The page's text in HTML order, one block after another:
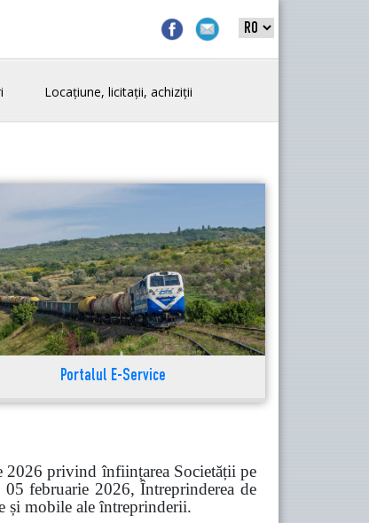
Locațiune, licitații, achiziții
Portalul E-Service
2026 privind înființarea Societății pe
februarie 2026, Întreprinderea de
și mobile ale întreprinderii.